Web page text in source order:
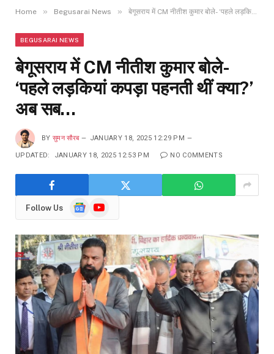
Home » Begusarai News » बेगूसराय में CM नीतीश कुमार बोले- ‘पहले लड़कियां कपड़ा पहनती थीं क्या?’ अब सब…
BEGUSARAI NEWS
बेगूसराय में CM नीतीश कुमार बोले-
‘पहले लड़कियां कपड़ा पहनती थीं क्या?’
अब सब…
BY सुमन सौरब JANUARY 18, 2025 12:29 PM
UPDATED: JANUARY 18, 2025 12:53 PM NO COMMENTS
Follow Us
GoogleYouTube